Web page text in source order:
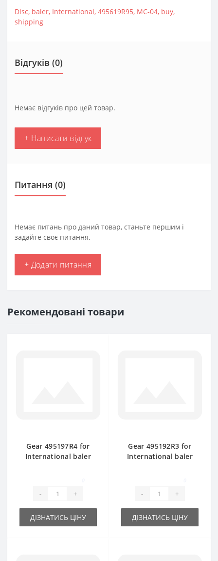
Disc, baler, International, 495619R95, MC-04, buy,
shipping
Відгуків (0)
Немає відгуків про цей товар.
+ Написати відгук
Питання (0)
Немає питань про даний товар, станьте першим і
задайте своє питання.
+ Додати питання
Рекомендовані товари
Gear 495197R4 for
International baler
- +
ДІЗНАТИСЬ ЦІНУ
Gear 495192R3 for
International baler
- +
ДІЗНАТИСЬ ЦІНУ